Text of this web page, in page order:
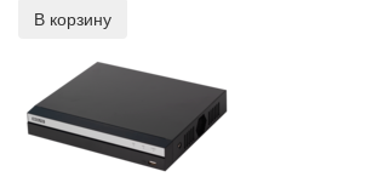
В корзину